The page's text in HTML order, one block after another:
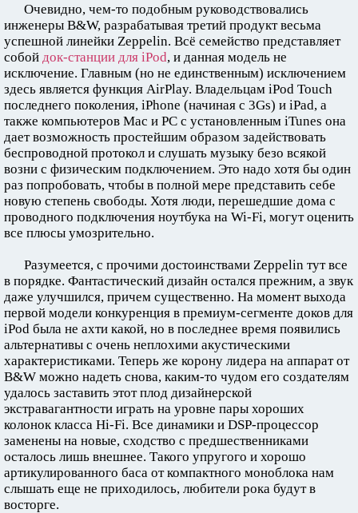
Очевидно, чем-то подобным руководствовались
инженеры B&W, разрабатывая третий продукт весьма
успешной линейки Zeppelin. Всё семейство представляет
собой док-станции для iPod, и данная модель не
исключение. Главным (но не единственным) исключением
здесь является функция AirPlay. Владельцам iPod Touch
последнего поколения, iPhone (начиная с 3Gs) и iPad, а
также компьютеров Mac и PC с установленным iTunes она
дает возможность простейшим образом задействовать
беспроводной протокол и слушать музыку безо всякой
возни с физическим подключением. Это надо хотя бы один
раз попробовать, чтобы в полной мере представить себе
новую степень свободы. Хотя люди, перешедшие дома с
проводного подключения ноутбука на Wi-Fi, могут оценить
все плюсы умозрительно.
Разумеется, с прочими достоинствами Zeppelin тут все
в порядке. Фантастический дизайн остался прежним, а звук
даже улучшился, причем существенно. На момент выхода
первой модели конкуренция в премиум-сегменте доков для
iPod была не ахти какой, но в последнее время появились
альтернативы с очень неплохими акустическими
характеристиками. Теперь же корону лидера на аппарат от
B&W можно надеть снова, каким-то чудом его создателям
удалось заставить этот плод дизайнерской
экстравагантности играть на уровне пары хороших
колонок класса Hi-Fi. Все динамики и DSР-процессор
заменены на новые, сходство с предшественниками
осталось лишь внешнее. Такого упругого и хорошо
артикулированного баса от компактного моноблока нам
слышать еще не приходилось, любители рока будут в
восторге.